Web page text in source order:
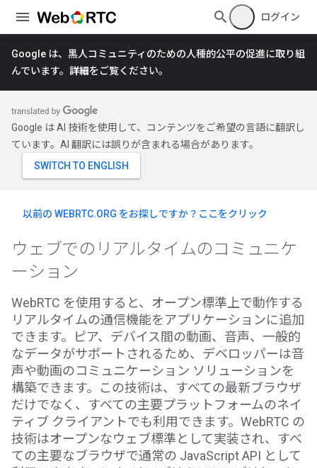
ログイン
Google は、黒人コミュニティのための人種的公平の促進に取り組
んでいます。 詳細をご覧ください。
Google は AI 技術を使用して、コンテンツをご希望の言語に翻訳し
ています。AI 翻訳には誤りが含まれる場合があります。
以前の WEBRTC.ORG をお探しですか？ここをクリック
ウェブでのリアルタイムのコミュニケ
ーション
WebRTC を使用すると、オープン標準上で動作する
リアルタイムの通信機能をアプリケーションに追加
できます。ピア、デバイス間の動画、音声、一般的
なデータがサポートされるため、デベロッパーは音
声や動画のコミュニケーション ソリューションを
構築できます。この技術は、すべての最新ブラウザ
だけでなく、すべての主要プラットフォームのネイ
ティブ クライアントでも利用できます。WebRTC の
技術はオープンなウェブ標準として実装され、すべ
ての主要なブラウザで通常の JavaScript API として